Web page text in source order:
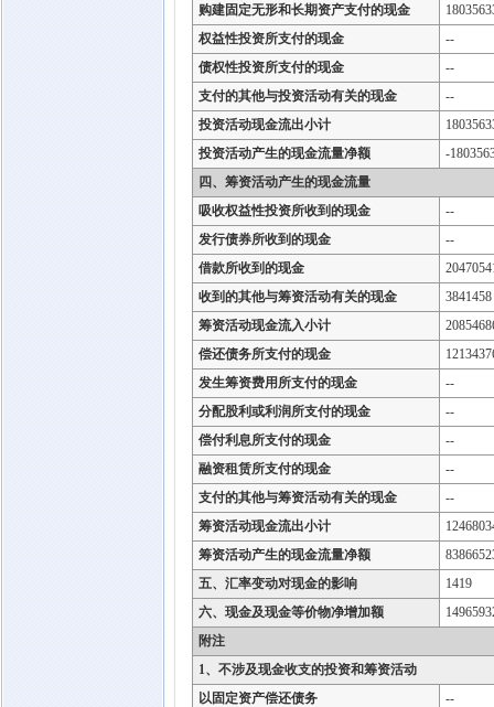
购建固定无形和长期资产支付的现金
权益性投资所支付的现金
--
债权性投资所支付的现金
--
支付的其他与投资活动有关的现金
--
投资活动现金流出小计
投资活动产生的现金流量净额
-
四、筹资活动产生的现金流量
吸收权益性投资所收到的现金
--
发行债券所收到的现金
--
借款所收到的现金
收到的其他与筹资活动有关的现金
3841458
筹资活动现金流入小计
偿还债务所支付的现金
发生筹资费用所支付的现金
--
分配股利或利润所支付的现金
--
偿付利息所支付的现金
--
融资租赁所支付的现金
--
支付的其他与筹资活动有关的现金
--
筹资活动现金流出小计
筹资活动产生的现金流量净额
五、汇率变动对现金的影响
1419
六、现金及现金等价物净增加额
附注
1、不涉及现金收支的投资和筹资活动
以固定资产偿还债务
--